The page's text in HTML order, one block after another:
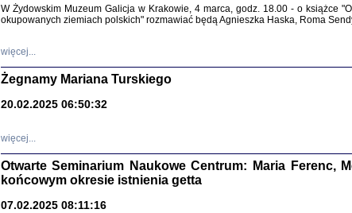
W Żydowskim Muzeum Galicja w Krakowie, 4 marca, godz. 18.00 - o książce
okupowanych ziemiach polskich" rozmawiać będą Agnieszka Haska, Roma
więcej...
Żegnamy Mariana Turskiego
20.02.2025 06:50:32
więcej...
Otwarte Seminarium Naukowe Centrum: Maria Ferenc,
końcowym okresie istnienia getta
07.02.2025 08:11:16